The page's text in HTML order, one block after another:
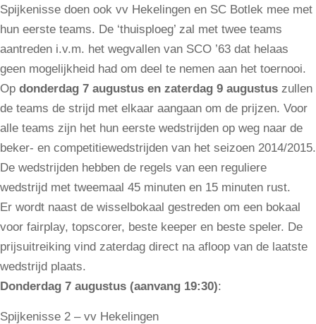
Spijkenisse doen ook vv Hekelingen en SC Botlek mee met
hun eerste teams. De ‘thuisploeg’ zal met twee teams
aantreden i.v.m. het wegvallen van SCO ’63 dat helaas
geen mogelijkheid had om deel te nemen aan het toernooi.
Op donderdag 7 augustus en zaterdag 9 augustus zullen
de teams de strijd met elkaar aangaan om de prijzen. Voor
alle teams zijn het hun eerste wedstrijden op weg naar de
beker- en competitiewedstrijden van het seizoen 2014/2015.
De wedstrijden hebben de regels van een reguliere
wedstrijd met tweemaal 45 minuten en 15 minuten rust.
Er wordt naast de wisselbokaal gestreden om een bokaal
voor fairplay, topscorer, beste keeper en beste speler. De
prijsuitreiking vind zaterdag direct na afloop van de laatste
wedstrijd plaats.
Donderdag 7 augustus (aanvang 19:30):
Spijkenisse 2 – vv Hekelingen